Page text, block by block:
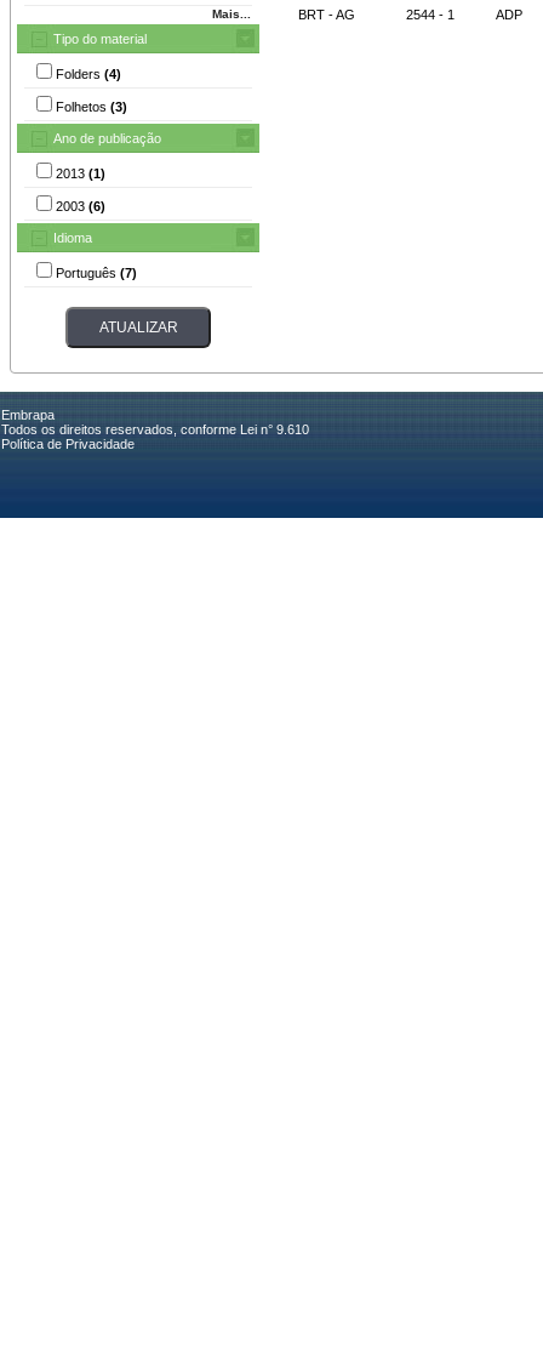
Mais...
Tipo do material
Folders (4)
Folhetos (3)
Ano de publicação
2013 (1)
2003 (6)
Idioma
Português (7)
BRT - AG 2544 - 1 ADP
Embrapa
Todos os direitos reservados, conforme Lei n° 9.610
Política de Privacidade